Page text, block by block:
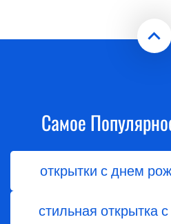
Самое
открытки с днем
стильная открытка